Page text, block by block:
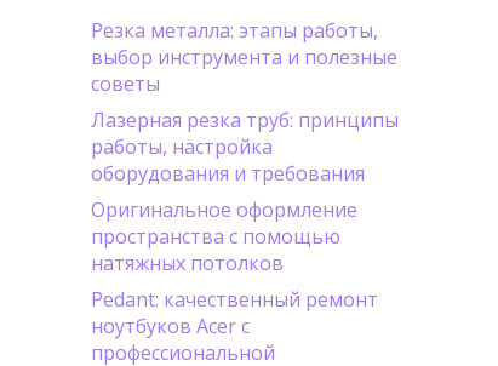
Резка металла: этапы работы,
выбор инструмента и полезные
советы
Лазерная резка труб: принципы
работы, настройка
оборудования и требования
Оригинальное оформление
пространства с помощью
натяжных потолков
Pedant: качественный ремонт
ноутбуков Acer с
профессиональной